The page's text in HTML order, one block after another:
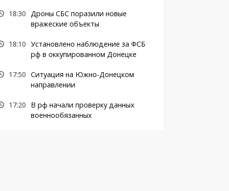
18:30 Дроны СБС поразили новые
вражеские объекты
18:10 Установлено наблюдение за ФСБ
рф в оккупированном Донецке
17:50 Ситуация на Южно-Донецком
направлении
17:20
В рф начали проверку данных
военнообязанных